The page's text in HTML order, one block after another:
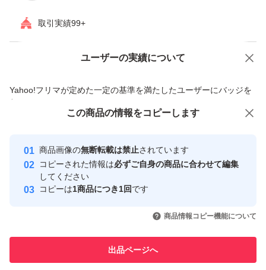
取引実績99+
ユーザーの実績について
Yahoo!フリマが定めた一定の基準を満たしたユーザーにバッジを
付与しています
安心取引出品者
心・安全なユーザーです
取引実績
引を完了させた実績があります
での取引実績があります
価格の相談 商品への質問
この商品の情報をコピーします
商品画像の無断転載は禁止されています
コピーされた情報は必ずご自身の商品に合わせて編集
してください
コピーは1商品につき1回です
商品情報コピー機能について
出品ページへ
この商品をみている人にオススメ